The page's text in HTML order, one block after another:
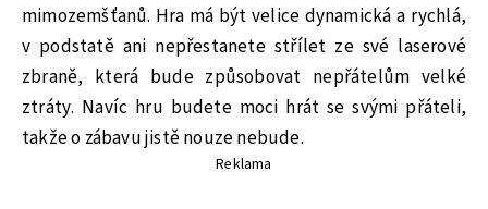
mimozemšťanů. Hra má být velice dynamická a rychlá,
v podstatě ani nepřestanete střílet ze své laserové
zbraně, která bude způsobovat nepřátelům velké
ztráty. Navíc hru budete moci hrát se svými přáteli,
takže o zábavu jistě nouze nebude.
Reklama